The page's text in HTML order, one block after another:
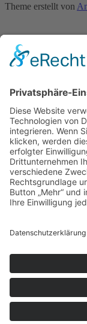
Theme erstellt von
Immer noch
Strategie?!?
Hast du keine Lust
springen? 🦘
Möchtest du
💪, und mit der du
kannst?
Wir haben unsere
👇Das Beste ist du